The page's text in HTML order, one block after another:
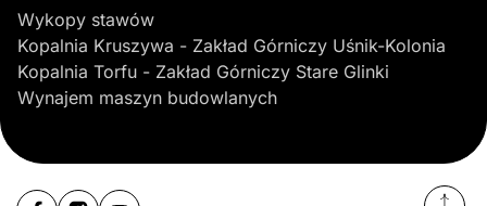
Wykopy stawów
Kopalnia Kruszywa - Zakład Górniczy Uśnik-Kolonia
Kopalnia Torfu - Zakład Górniczy Stare Glinki
Wynajem maszyn budowlanych